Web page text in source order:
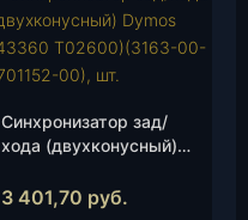
Синхронизатор зад/
хода (двухконусный)
(3163-00-1701152-00),
3 401,70 руб.